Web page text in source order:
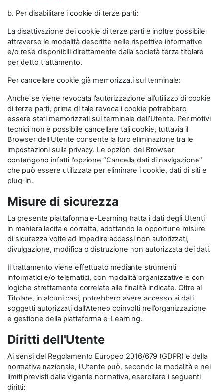
b. Per disabilitare i cookie di terze parti:
La disattivazione dei cookie di terze parti è inoltre possibile
attraverso le modalità descritte nelle rispettive informative
e/o rese disponibili direttamente dalla società terza titolare
per detto trattamento.
Per cancellare cookie già memorizzati sul terminale:
Anche se viene revocata l’autorizzazione all’utilizzo di cookie
di terze parti, prima di tale revoca i cookie potrebbero
essere stati memorizzati sul terminale dell’Utente. Per motivi
tecnici non è possibile cancellare tali cookie, tuttavia il
Browser dell’Utente consente la loro eliminazione tra le
impostazioni sulla privacy. Le opzioni del Browser
contengono infatti l’opzione “Cancella dati di navigazione”
che può essere utilizzata per eliminare i cookie, dati di siti e
plug-in.
Misure di sicurezza
La presente piattaforma e-Learning tratta i dati degli Utenti
in maniera lecita e corretta, adottando le opportune misure
di sicurezza volte ad impedire accessi non autorizzati,
divulgazione, modifica o distruzione non autorizzata dei dati.
Il trattamento viene effettuato mediante strumenti
informatici e/o telematici, con modalità organizzative e con
logiche strettamente correlate alle finalità indicate. Oltre al
Titolare, in alcuni casi, potrebbero avere accesso ai dati
soggetti autorizzati dall’Ateneo coinvolti nell’organizzazione
e gestione della piattaforma e-Learning.
Diritti dell'Utente
Ai sensi del Regolamento Europeo 2016/679 (GDPR) e della
normativa nazionale, l'Utente può, secondo le modalità e nei
limiti previsti dalla vigente normativa, esercitare i seguenti
diritti: